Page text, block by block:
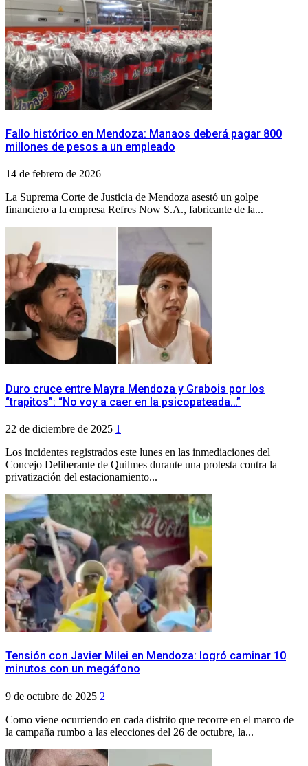
Fallo histórico en Mendoza: Manaos deberá pagar 800
millones de pesos a un empleado
14 de febrero de 2026
La Suprema Corte de Justicia de Mendoza asestó un golpe
financiero a la empresa Refres Now S.A., fabricante de la...
Duro cruce entre Mayra Mendoza y Grabois por los
“trapitos”: “No voy a caer en la psicopateada…”
22 de diciembre de 2025 1
Los incidentes registrados este lunes en las inmediaciones del
Concejo Deliberante de Quilmes durante una protesta contra la
privatización del estacionamiento...
Tensión con Javier Milei en Mendoza: logró caminar 10
minutos con un megáfono
9 de octubre de 2025 2
Como viene ocurriendo en cada distrito que recorre en el marco de
la campaña rumbo a las elecciones del 26 de octubre, la...